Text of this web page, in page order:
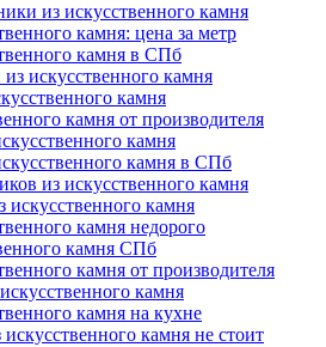
из искусственного камня
камня: цена за метр
камня в СПб
искусственного камня
камня
камня от производителя
камня
камня в СПб
из искусственного камня
искусственного камня
камня недорого
камня СПб
камня от производителя
камня
камня на кухне
камня не стоит